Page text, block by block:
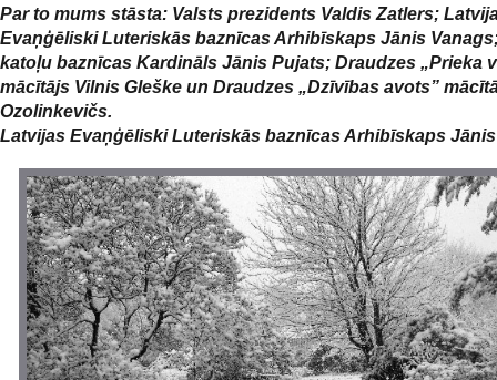
Par to mums stāsta: Valsts prezidents Valdis Zatlers;
Evaņģēliski Luteriskās baznīcas Arhibīskaps Jānis
katoļu baznīcas Kardināls Jānis Pujats; Draudzes „Prieka
mācītājs Vilnis Gleške un Draudzes „Dzīvības avots”
Ozolinkevičs.
Latvijas Evaņģēliski Luteriskās baznīcas Arhibīskaps